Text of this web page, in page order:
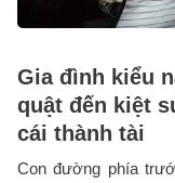
Gia đình kiểu
quật đến kiệt
cái thành tài
Con đường phía